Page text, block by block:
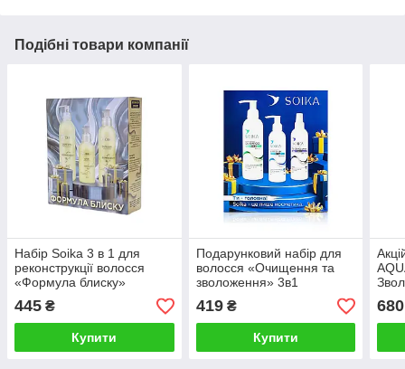
Подібні товари компанії
Набір Soika 3 в 1 для
реконструкції волосся
«Формула блиску»
445 ₴
Купити
Подарунковий набір для
волосся «Очищення та
зволоження» 3в1
419₴
Купити
500
+
680